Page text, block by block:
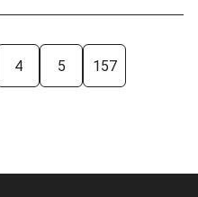
4 5 157